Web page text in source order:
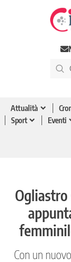
Attualità
Sport
Eventi
Con un